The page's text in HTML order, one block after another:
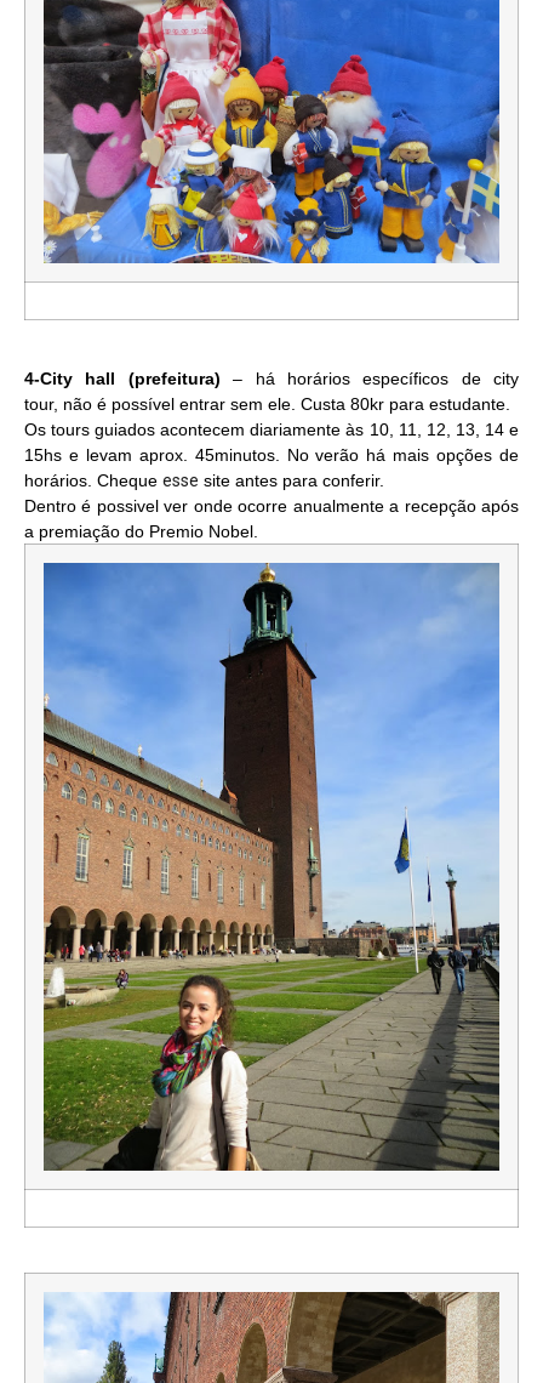
4-City hall (prefeitura)– há horários específicos de city
tour, não é possível entrar sem ele. Custa 80kr para estudante.
Os tours guiados acontecem diariamente às 10, 11, 12, 13, 14 e
15hs e levam aprox. 45minutos. No verão há mais opções de
horários. Cheque esse site antes para conferir.
Dentro é possivel ver onde ocorre anualmente a recepção após
a premiação do Premio Nobel.